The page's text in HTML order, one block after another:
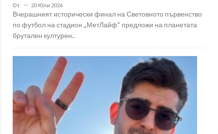
От 20 Юли 2026
Вчерашният исторически финал на Световното първенство
по футбол на стадион „МетЛайф“ предложи на планетата
брутален културен..